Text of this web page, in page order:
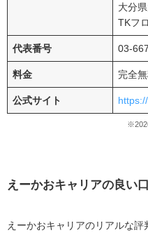
大分
TKフ
代表番号 03-
料金 完全
公式サイト
えーかおキャリアの良い
えーかおキャリアのリアルな評